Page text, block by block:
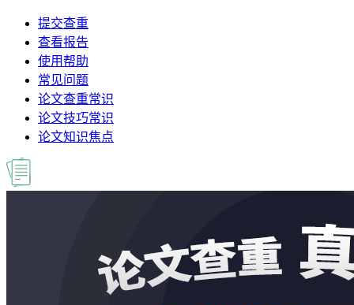
提交查重
查看报告
使用帮助
常见问题
论文查重常识
论文技巧常识
论文知识焦点